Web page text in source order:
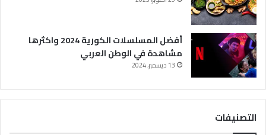
ط
ن
ا
ل
ع
ر
ب
ي
أفضل المسلسلات الكورية 2024 واكثرها
مشاهدة في الوطن العربي
13 ديسمبر، 2024
التصنيفات